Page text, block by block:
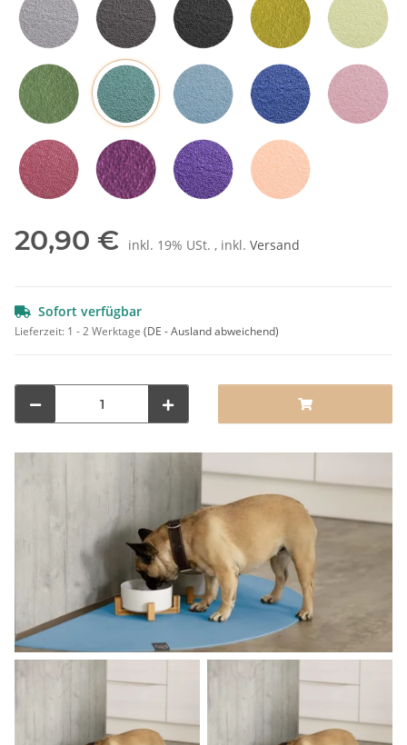
Hellgrau Grau Schwarz Mangogelb Grün
Olivgrün Petrol Hellblau Blau
20,90 € inkl. 19% USt. , inkl. Versand
Sofort verfügbar
Lieferzeit: 1 - 2 Werktage (DE - Ausland abweichend)